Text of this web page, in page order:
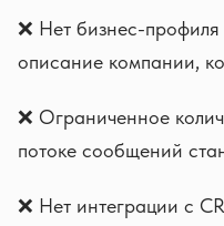
❌ Нет бизнес-
описание компании,
❌ Ограниченное
потоке сообщений
❌ Нет интеграции с